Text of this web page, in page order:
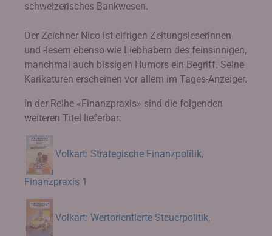
schweizerisches Bankwesen.
Der Zeichner Nico ist eifrigen Zeitungsleserinnen
und -lesern ebenso wie Liebhabern des feinsinnigen,
manchmal auch bissigen Humors ein Begriff. Seine
Karikaturen erscheinen vor allem im Tages-Anzeiger.
In der Reihe «Finanzpraxis» sind die folgenden
weiteren Titel lieferbar:
Volkart: Strategische Finanzpolitik,
Finanzpraxis 1
Volkart: Wertorientierte Steuerpolitik,